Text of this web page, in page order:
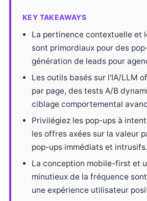
KEY TAKEAWAYS
La pertinence contextuelle et
sont primordiaux pour des
génération de leads pour
Les outils basés sur l'IA/LLM
par page, des tests A/B
ciblage comportemental
Privilégiez les pop-ups à
les offres axées sur la valeur
pop-ups immédiats et intrusifs.
La conception mobile-first et
minutieux de la fréquence
une expérience utilisateur